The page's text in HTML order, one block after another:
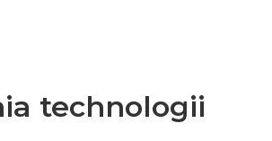
technologii